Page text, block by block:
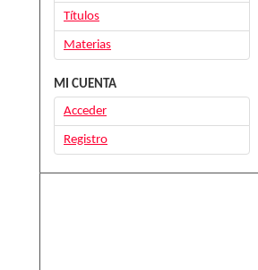
Títulos
Materias
MI CUENTA
Acceder
Registro